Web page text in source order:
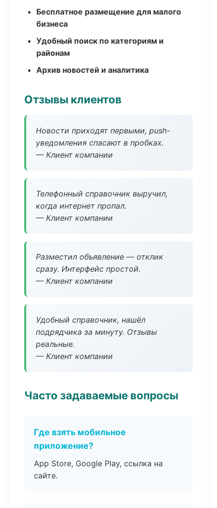
Бесплатное размещение для малого
бизнеса
Удобный поиск по категориям и
районам
Архив новостей и аналитика
Отзывы клиентов
Новости приходят первыми, push-
уведомления спасают в пробках.
— Клиент компании
Телефонный справочник выручил,
когда интернет пропал.
— Клиент компании
Разместил объявление — отклик
сразу. Интерфейс простой.
— Клиент компании
Удобный справочник, нашёл
подрядчика за минуту. Отзывы
реальные.
— Клиент компании
Часто задаваемые вопросы
Где взять мобильное
приложение?
App Store, Google Play, ссылка на
сайте.